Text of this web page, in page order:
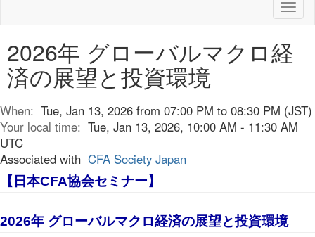
2026年 グローバルマクロ経
済の展望と投資環境
When: Tue, Jan 13, 2026 from 07:00 PM to 08:30 PM (JST)
Your local time: Tue, Jan 13, 2026, 10:00 AM - 11:30 AM
UTC
Associated with CFA Society Japan
【日本CFA協会セミナー】
2026年 グローバルマクロ経済の展望と投資環境